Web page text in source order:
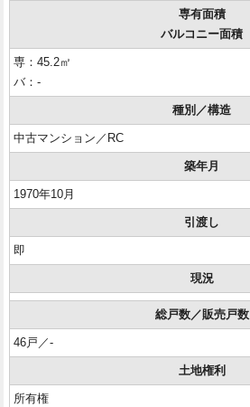
専有面積
バルコニー面積
専：45.2㎡
バ：-
種別／構造
中古マンション／RC
築年月
1970年10月
引渡し
即
現況
総戸数／販売戸数
46戸／-
土地権利
所有権